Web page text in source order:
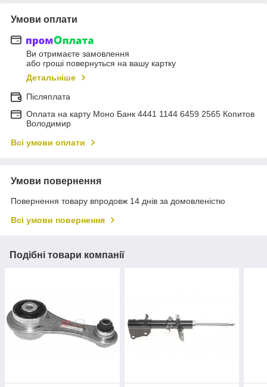
Умови оплати
Ви отримаєте замовлення
або гроші повернуться на вашу картку
Детальніше
Післяплата
Оплата на карту Моно Банк 4441 1144 6459 2565 Копитов
Володимир
Всі умови оплати
Умови повернення
Повернення товару впродовж 14 днів за домовленістю
Всі умови повернення
Подібні товари компанії